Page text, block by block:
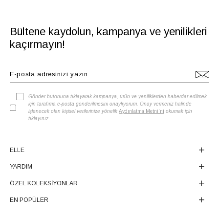
Bültene kaydolun, kampanya ve yenilikleri
kaçırmayın!
Gönder butonuna tıklayarak kampanya, ürün ve yeniliklerden haberdar edilmek
için tarafıma e-posta gönderilmesini onaylıyorum. Onay vermeniz halinde
işlenecek olan kişisel verilerinize yönelik Aydınlatma Metni'ni okumak için
tıklayınız
ELLE
YARDIM
ÖZEL KOLEKSİYONLAR
EN POPÜLER